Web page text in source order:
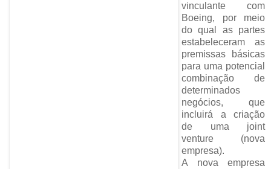
vinculante com
Boeing, por meio
do qual as partes
estabeleceram as
premissas básicas
para uma potencial
combinação de
determinados
negócios, que
incluirá a criação
de uma joint
venture (nova
empresa).
A nova empresa